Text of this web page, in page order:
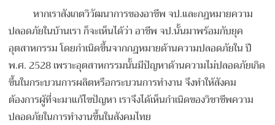
หากเราสังเกตวิวัฒนาการของอาชีพ จป.และกฎหมายความ
ปลอดภัยในบ้านเรา ก็จะเห็นได้ว่า อาชีพ จป.นั้นมาพร้อมกับยุค
อุตสาหกรรม โดยกำเนิดขึ้นจากกฎหมายด้านความปลอดภัยใน ปี
พ.ศ. 2528 เพราะอุตสาหกรรมนั้นมีปัญหาด้านความไม่ปลอดภัยเกิด
ขึ้นในกระบวนการผลิตหรือกระบวนการทำงาน จึงทำให้สังคม
ต้องการผู้ที่จะมาแก้ไขปัญหา เราจึงได้เห็นกำเนิดของวิชาชีพความ
ปลอดภัยในการทำงานขึ้นในสังคมไทย